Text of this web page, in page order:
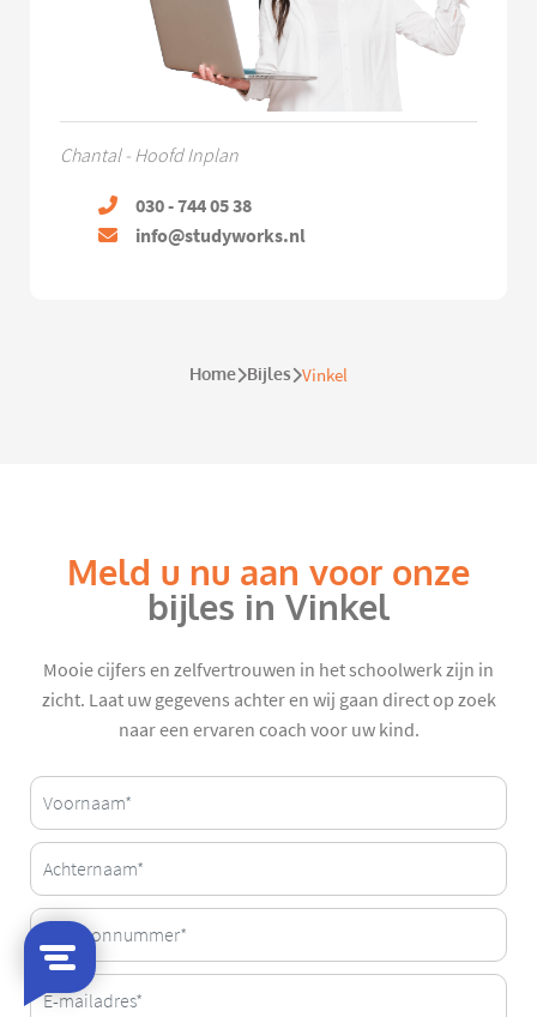
Chantal - Hoofd Inplan
030 - 744 05 38
info@studyworks.nl
Home Bijles Vinkel
Meld u nu aan voor onze
bijles in Vinkel
Mooie cijfers en zelfvertrouwen in het schoolwerk zijn in
zicht. Laat uw gegevens achter en wij gaan direct op zoek
naar een ervaren coach voor uw kind.